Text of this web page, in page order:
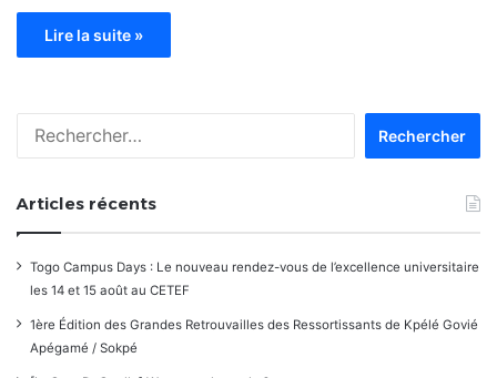
Lire la suite »
Articles récents
Togo Campus Days : Le nouveau rendez-vous de l’excellence universitaire
les 14 et 15 août au CETEF
1ère Édition des Grandes Retrouvailles des Ressortissants de Kpélé Govié
Apégamé / Sokpé